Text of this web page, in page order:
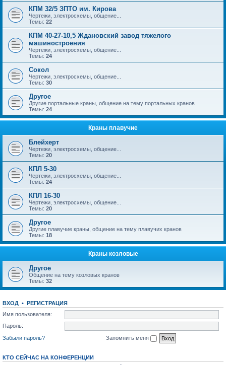
КПМ 32/5 ЗПТО им. Кирова
Чертежи, электросхемы, общение...
Темы: 22
КПМ 40-27-10,5 Ждановский завод тяжелого
машиностроения
Чертежи, электросхемы, общение...
Темы: 24
Сокол
Чертежи, электросхемы, общение...
Темы: 30
Другое
Другие портальные краны, общение на тему портальных кранов
Темы: 24
Краны плавучие
Блейхерт
Чертежи, электросхемы, общение...
Темы: 20
КПЛ 5-30
Чертежи, электросхемы, общение...
Темы: 24
КПЛ 16-30
Чертежи, электросхемы, общение...
Темы: 20
Другое
Другие плавучие краны, общение на тему плавучих кранов
Темы: 18
Краны козловые
Другое
Общение на тему козловых кранов
Темы: 32
ВХОД • РЕГИСТРАЦИЯ
Имя пользователя:
Пароль:
Забыли пароль?
Запомнить меня
КТО СЕЙЧАС НА КОНФЕРЕНЦИИ